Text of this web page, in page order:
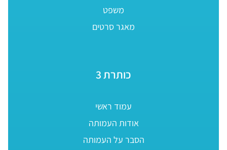
משפט
מאגר סרטים
כותרת 3
עמוד ראשי
אודות העמותה
הסבר על העמותה